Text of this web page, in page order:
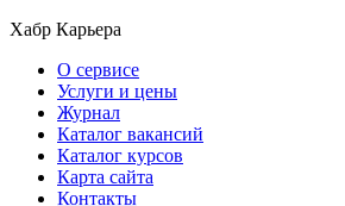
Хабр Карьера
О сервисе
Услуги и цены
Журнал
Каталог вакансий
Каталог курсов
Карта сайта
Контакты